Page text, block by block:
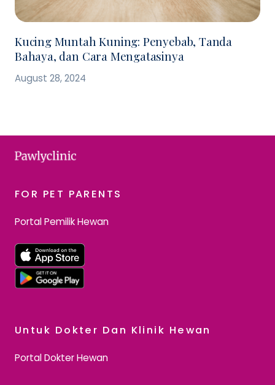
Kucing Muntah Kuning: Penyebab, Tanda
Bahaya, dan Cara Mengatasinya
August 28, 2024
FOR PET PARENTS
Portal Pemilik Hewan
Untuk Dokter Dan Klinik Hewan
Portal Dokter Hewan